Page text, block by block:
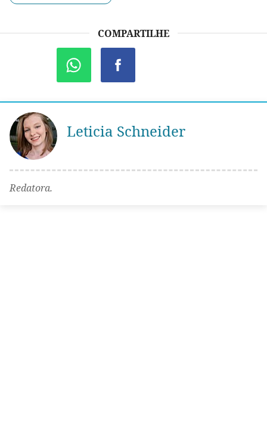
COMPARTILHE
Leticia Schneider
Redatora.